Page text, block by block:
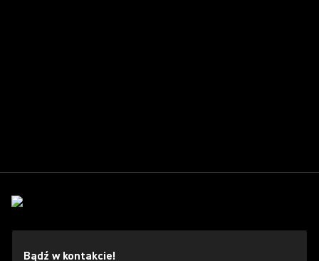
Bądź w kontakcie!